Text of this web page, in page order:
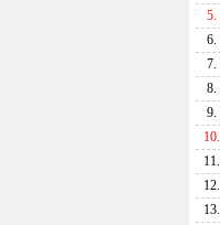
5.
6.
7.
8.
9.
10.
11.
12.
13.